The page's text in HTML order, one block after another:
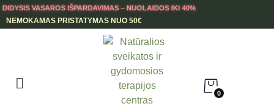
DIDYSIS VASAROS IŠPARDAVIMAS – NUOLAIDOS IKI 40%
NEMOKAMAS PRISTATYMAS NUO 50€
0